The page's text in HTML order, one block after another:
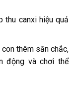
thu canxi hiệu quả
con thêm săn chắc,
động và chơi thể